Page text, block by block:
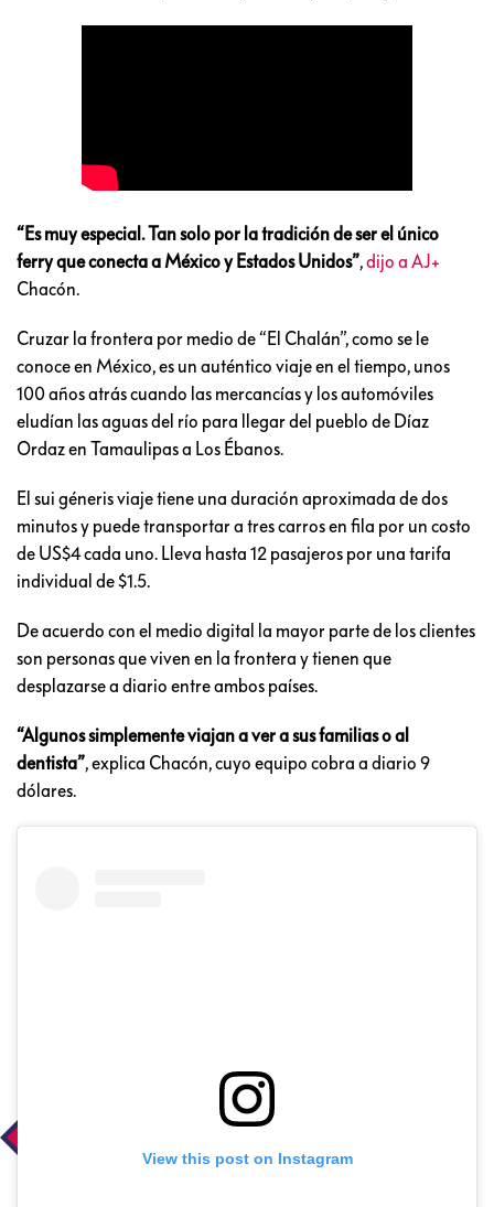
“Es muy especial. Tan solo por la tradición de ser el único
ferry que conecta a México y Estados Unidos”,dijo a AJ+
Chacón.
Cruzar la frontera por medio de “El Chalán”, como se le
conoce en México, es un auténtico viaje en el tiempo, unos
100 años atrás cuando las mercancías y los automóviles
eludían las aguas del río para llegar del pueblo de Díaz
Ordaz en Tamaulipas a Los Ébanos.
El sui géneris viaje tiene una duración aproximada de dos
minutos y puede transportar a tres carros en fila por un costo
de US$4 cada uno. Lleva hasta 12 pasajeros por una tarifa
individual de $1.5.
De acuerdo con el medio digital la mayor parte de los clientes
son personas que viven en la frontera y tienen que
desplazarse a diario entre ambos países.
“Algunos simplemente viajan a ver a sus familias o al
dentista”, explica Chacón, cuyo equipo cobra a diario 9
dólares.
View this post on Instagram